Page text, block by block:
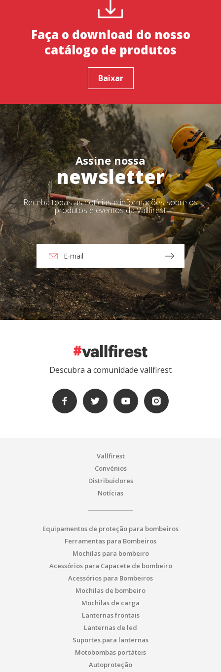
Faça o download do nosso
catálogo de produtos
Baixar
Assine nossa
newsletter
Receba todas as notícias e informações sobre os
produtos e eventos da Vallfirest
Descubra a comunidade vallfirest
Vallfirest
Convénios
Distribuidores
Notícias
Equipamentos de proteção para bombeiros
Ferramentas para Bombeiros
Mochilas para bombeiro
Acessórios para Capacete de bombeiro
Acessórios para Bombeiros
Mochilas de bombeiro
Mochilas de carga
Lanternas frontais
Lanternas de led
Suportes para lanternas
Motobombas portáteis
Autoproteção